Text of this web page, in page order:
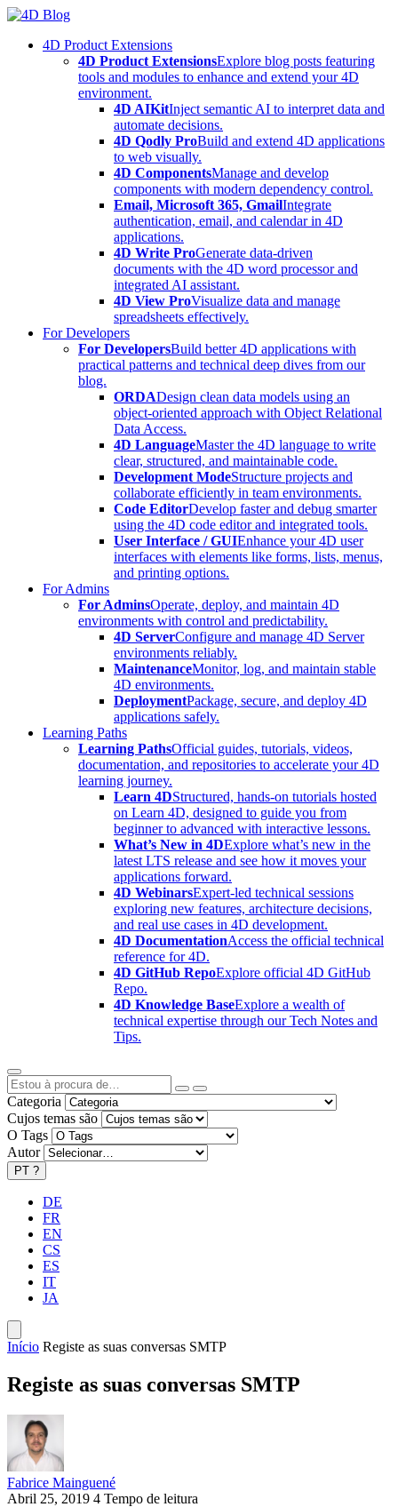
Skip
content4D Product Extensions
4D Product ExtensionsExplore blog posts featuring
tools and modules to enhance and extend your 4D
environment.
4D AIKitInject semantic AI to interpret data and
automate decisions.
4D Qodly ProBuild and extend 4D applications
to web visually.
4D ComponentsManage and develop
components with modern dependency control.
Email, Microsoft 365, GmailIntegrate
authentication, email, and calendar in 4D
applications.
4D Write ProGenerate data-driven
documents with the 4D word processor and
integrated AI assistant.
4D View ProVisualize data and manage
spreadsheets effectively.
For Developers
For DevelopersBuild better 4D applications with
practical patterns and technical deep dives from our
blog.
ORDADesign clean data models using an
object-oriented approach with Object Relational
Data Access.
4D LanguageMaster the 4D language to write
clear, structured, and maintainable code.
Development ModeStructure projects and
collaborate efficiently in team environments.
Code EditorDevelop faster and debug smarter
using the 4D code editor and integrated tools.
User Interface / GUIEnhance your 4D user
interfaces with elements like forms, lists, menus,
and printing options.
For Admins
For AdminsOperate, deploy, and maintain 4D
environments with control and predictability.
4D ServerConfigure and manage 4D Server
environments reliably.
MaintenanceMonitor, log, and maintain stable
4D environments.
DeploymentPackage, secure, and deploy 4D
applications safely.
Learning Paths
Learning PathsOfficial guides, tutorials, videos,
documentation, and repositories to accelerate your 4D
learning journey.
Learn 4DStructured, hands-on tutorials hosted
on Learn 4D, designed to guide you from
beginner to advanced with interactive lessons.
What’s New in 4DExplore what’s new in the
latest LTS release and see how it moves your
applications forward.
4D WebinarsExpert-led technical sessions
exploring new features, architecture decisions,
and real use cases in 4D development.
4D DocumentationAccess the official technical
reference for 4D.
4D GitHub RepoExplore official 4D GitHub
Repo.
4D Knowledge BaseExplore a wealth of
technical expertise through our Tech Notes and
Tips.
Categoria
Cujos temas são
O Tags
Autor
PT ?
DE
FR
EN
CS
ES
IT
JA
Início Registe as suas conversas SMTP
Registe as suas conversas SMTP
Fabrice Mainguené
Abril 25, 2019 4 Tempo de leitura